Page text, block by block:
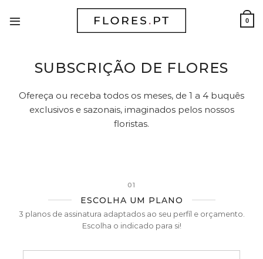
0
SUBSCRIÇÃO DE FLORES
Ofereça ou receba todos os meses, de 1 a 4 buquês
exclusivos e sazonais, imaginados pelos nossos
floristas.
01
ESCOLHA UM PLANO
3 planos de assinatura adaptados ao seu perfíl e orçamento.
Escolha o indicado para si!